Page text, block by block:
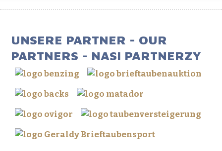
UNSERE PARTNER - OUR
PARTNERS - NASI PARTNERZY